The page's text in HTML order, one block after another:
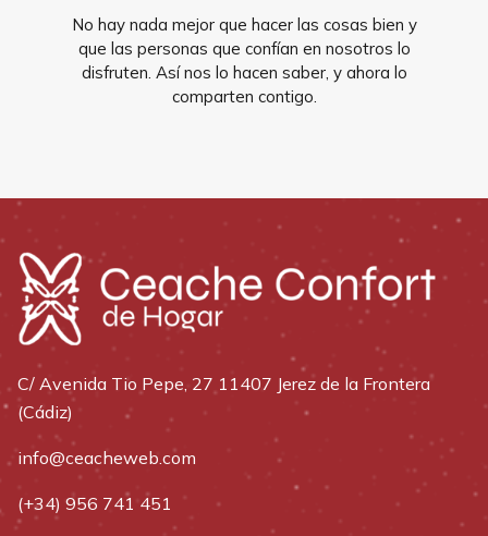
No hay nada mejor que hacer las cosas bien y
que las personas que confían en nosotros lo
disfruten. Así nos lo hacen saber, y ahora lo
comparten contigo.
C/ Avenida Tio Pepe, 27 11407 Jerez de la Frontera
(Cádiz)
info@ceacheweb.com
(+34) 956 741 451